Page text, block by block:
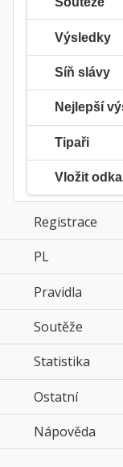
Výsledky
Síň slávy
Nejlepší
Tipaři
Vložit
Registrace
PL
Pravidla
Soutěže
Statistika
Ostatníclick to
Nápověda